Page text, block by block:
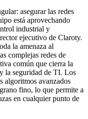
asegurar las redes
está aprovechando
industrial y
ejecutivo de Claroty.
la amenaza al
complejas redes de
común que cierra la
la seguridad de TI. Los
algoritmos avanzados
fino, lo que permite a
en cualquier punto de